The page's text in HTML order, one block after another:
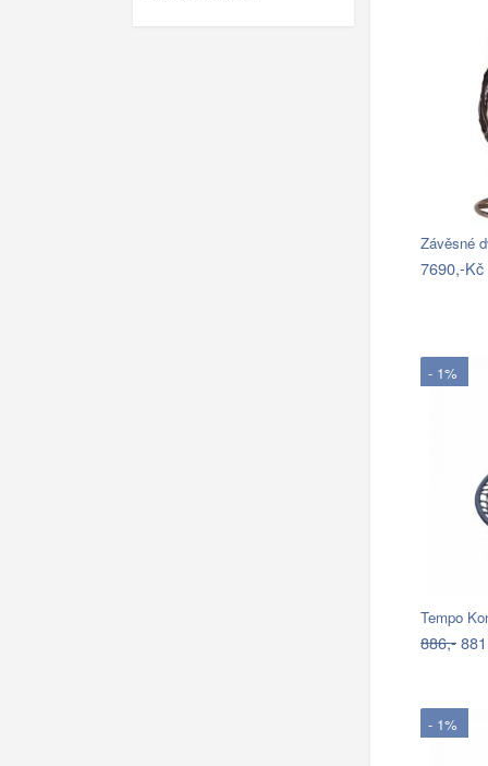
Závěsné
7690,-Kč
- 1%
886,-
- 1%